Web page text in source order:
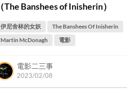
（The Banshees of Inisherin）
伊尼舍林的女妖
The Banshees Of Inisherin
Martin McDonagh
電影
電影二三事
2023/02/08